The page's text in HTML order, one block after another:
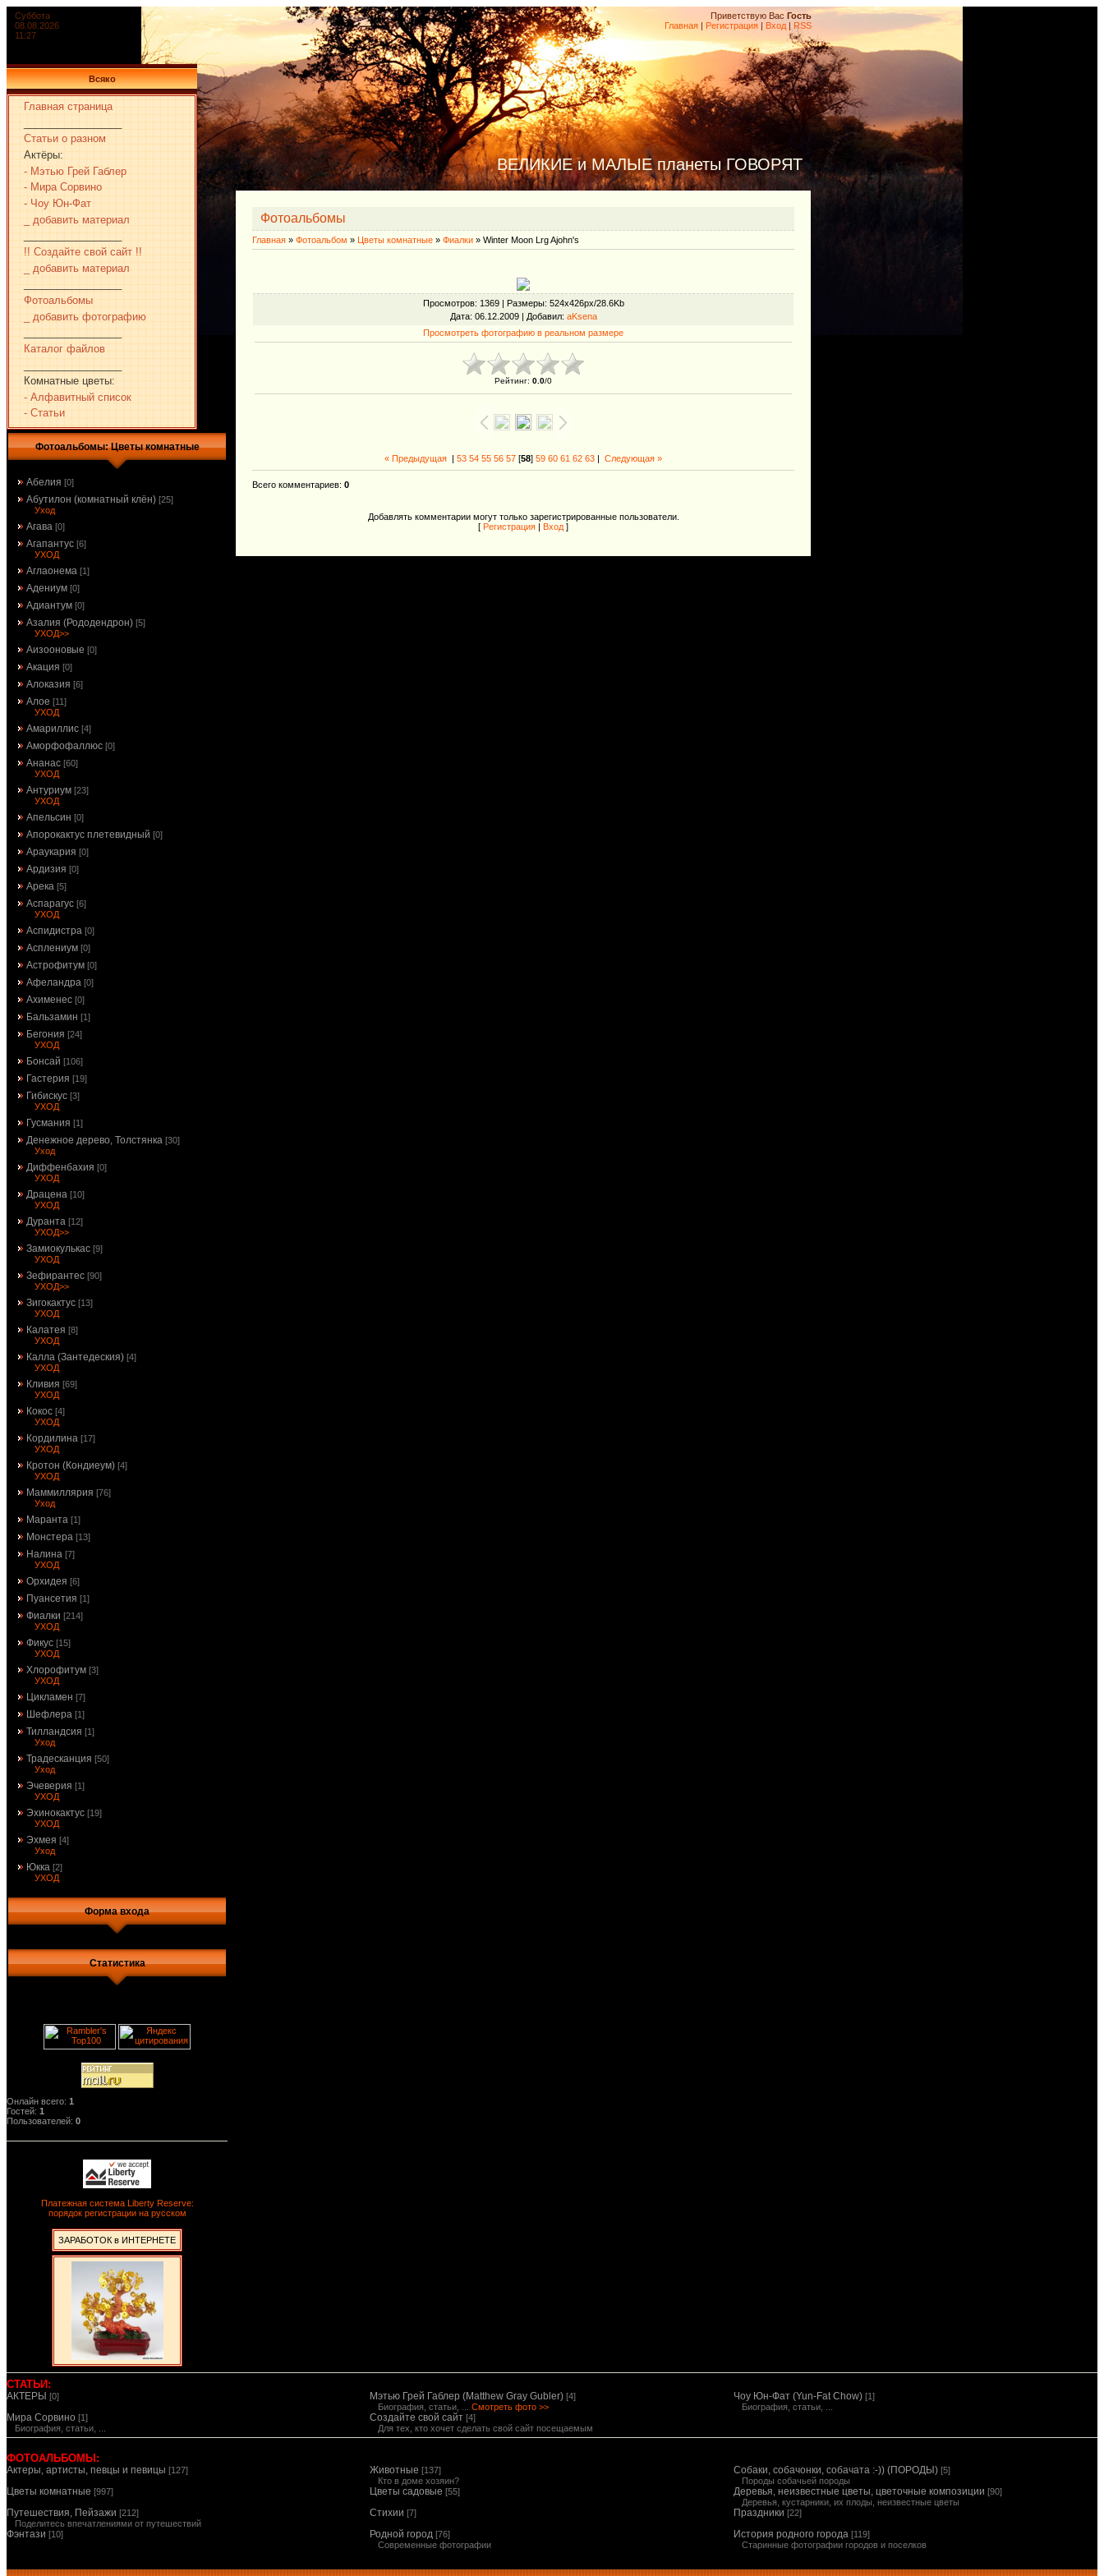
Суббота
08.08.2026
11:27
Приветствую Вас Гость
Главная | Регистрация | Вход | RSS
Всяко
Главная страница
Статьи о разном
Актёры:
- Мэтью Грей Габлер
- Мира Сорвино
- Чоу Юн-Фат
_ добавить материал
!! Создайте свой сайт !!
_ добавить материал
Фотоальбомы
_ добавить фотографию
Каталог файлов
Комнатные цветы:
- Алфавитный список
- Статьи
Фотоальбомы: Цветы комнатные
Абелия [0]
Абутилон (комнатный клён) [25]
Уход
Агава [0]
Агапантус [6]
УХОД
Аглаонема [1]
Адениум [0]
Адиантум [0]
Азалия (Рододендрон) [5]
УХОД>>
Аизооновые [0]
Акация [0]
Алоказия [6]
Алое [11]
УХОД
Амариллис [4]
Аморфофаллюс [0]
Ананас [60]
УХОД
Антуриум [23]
УХОД
Апельсин [0]
Апорокактус плетевидный [0]
Араукария [0]
Ардизия [0]
Арека [5]
Аспарагус [6]
УХОД
Аспидистра [0]
Асплениум [0]
Астрофитум [0]
Афеландра [0]
Ахименес [0]
Бальзамин [1]
Бегония [24]
УХОД
Бонсай [106]
Гастерия [19]
Гибискус [3]
УХОД
Гусмания [1]
Денежное дерево, Толстянка [30]
Уход
Диффенбахия [0]
УХОД
Драцена [10]
УХОД
Дуранта [12]
УХОД>>
Замиокулькас [9]
УХОД
Зефирантес [90]
УХОД>>
Зигокактус [13]
УХОД
Калатея [8]
УХОД
Калла (Зантедеския) [4]
УХОД
Кливия [69]
УХОД
Кокос [4]
УХОД
Кордилина [17]
УХОД
Кротон (Кондиеум) [4]
УХОД
Маммиллярия [76]
Уход
Маранта [1]
Монстера [13]
Налина [7]
УХОД
Орхидея [6]
Пуансетия [1]
Фиалки [214]
УХОД
Фикус [15]
УХОД
Хлорофитум [3]
УХОД
Цикламен [7]
Шефлера [1]
Тилландсия [1]
Уход
Традесканция [50]
Уход
Эчеверия [1]
УХОД
Эхинокактус [19]
УХОД
Эхмея [4]
Уход
Юкка [2]
УХОД
Форма входа
Статистика
Онлайн всего: 1
Гостей: 1
Пользователей: 0
Платежная система Liberty Reserve:
порядок регистрации на русском
ЗАРАБОТОК в ИНТЕРНЕТЕ
ВЕЛИКИЕ и МАЛЫЕ планеты ГОВОРЯТ
Фотоальбомы
Главная » Фотоальбом » Цветы комнатные » Фиалки » Winter Moon Lrg Ajohn's
Просмотров: 1369 | Размеры: 524x426px/28.6Kb
Дата: 06.12.2009 | Добавил: aKsena
Просмотреть фотографию в реальном размере
Рейтинг: 0.0/0
« Предыдущая | 53 54 55 56 57 [58] 59 60 61 62 63 | Следующая »
Всего комментариев: 0
Добавлять комментарии могут только зарегистрированные пользователи.
[ Регистрация Вход ]
СТАТЬИ:
АКТЕРЫ [0] Мэтью Грей Габлер (Matthew Gray Gubler) [4]
Биография, статьи, ... Смотреть фото >>
Чоу Юн-Фат (Yun-Fat Chow) [1]
Биография, статьи, ...
Мира Сорвино [1]
Биография, статьи, ...
Создайте свой сайт [4]
Для тех, кто хочет сделать свой сайт посещаемым
ФОТОАЛЬБОМЫ:
Актеры, артисты, певцы и певицы [127] Животные [137]
Кто в доме хозяин?
Собаки, собачонки, собачата :-)) (ПОРОДЫ) [5]
Породы собачьей породы
Цветы комнатные [997] Цветы садовые [55] Деревья, неизвестные цветы, цветочные композиции [90]
Деревья, кустарники, их плоды, неизвестные цветы
Путешествия, Пейзажи [212]
Поделитесь впечатлениями от путешествий
Стихии [7] Праздники [22]
Фэнтази [10] Родной город [76]
Современные фотографии
История родного города [119]
Старинные фотографии городов и поселков